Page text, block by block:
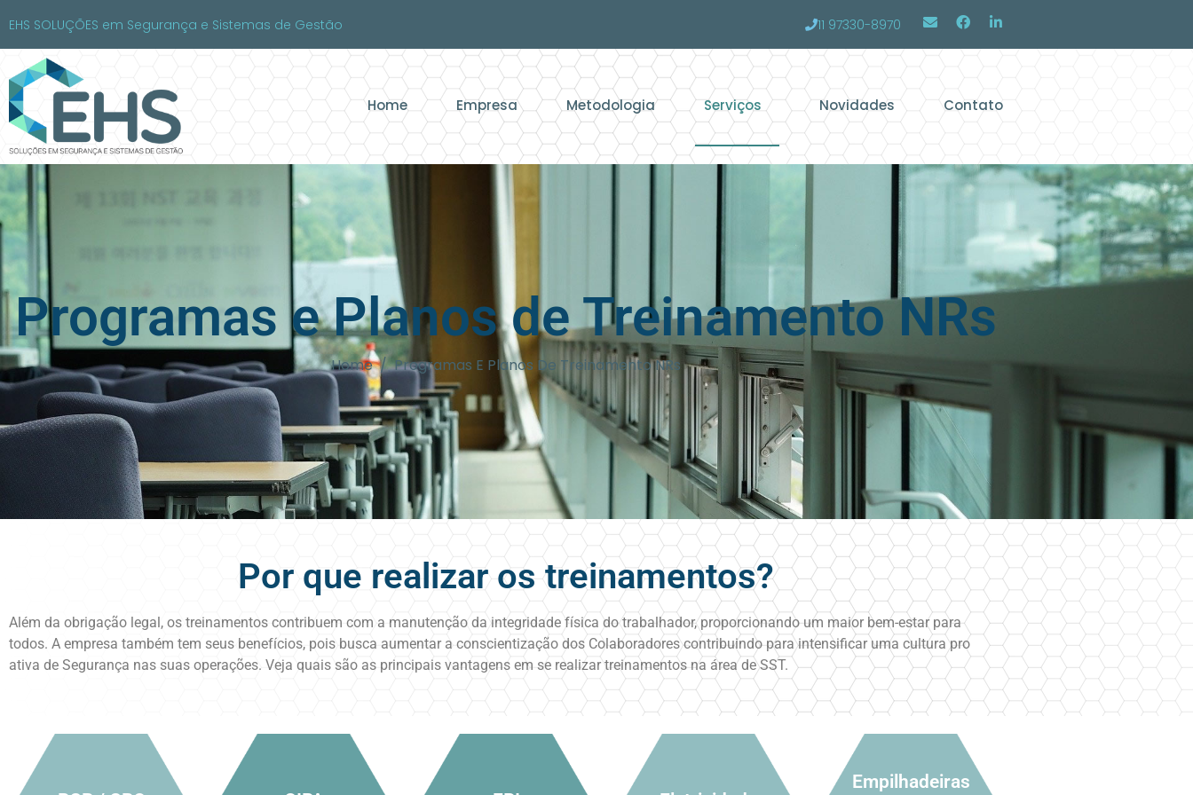
EHS SOLUÇÕES em Segurança e Sistemas de Gestão 11 97330-8970
Home Empresa Metodologia Serviços Novidades Contato
Programas e Planos de Treinamento NRs
Home Programas E Planos De Treinamento NRs
Por que realizar os treinamentos?
Além da obrigação legal, os treinamentos contribuem com a manutenção da integridade física do trabalhador, proporcionando um maior bem-estar para
todos. A empresa também tem seus benefícios, pois busca aumentar a conscientização dos Colaboradores contribuindo para intensificar uma cultura pro
ativa de Segurança nas suas operações. Veja quais são as principais vantagens em se realizar treinamentos na área de SST.
Empilhadeiras
Empilhadeiras